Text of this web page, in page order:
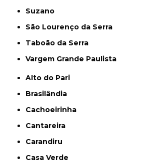
Suzano
São Lourenço da Serra
Taboão da Serra
Vargem Grande Paulista
Alto do Pari
Brasilândia
Cachoeirinha
Cantareira
Carandiru
Casa Verde